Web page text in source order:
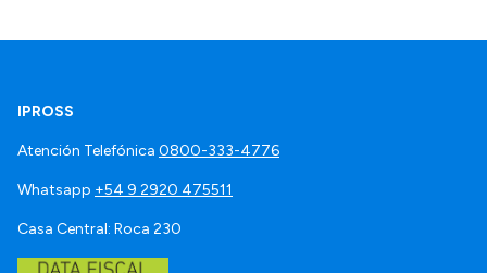
IPROSS
Atención Telefónica 0800-333-4776
Whatsapp +54 9 2920 475511
Casa Central: Roca 230